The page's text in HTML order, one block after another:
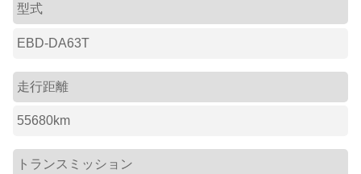
型式
EBD-DA63T
走行距離
55680km
トランスミッション